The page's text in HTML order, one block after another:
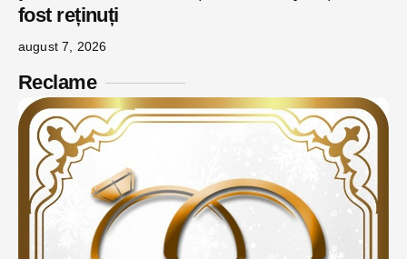
fost reținuți
august 7, 2026
Reclame